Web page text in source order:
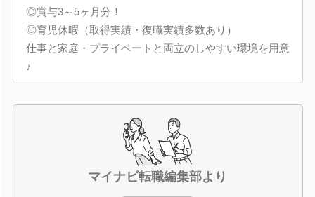
◎賞与3～5ヶ月分！
◎育児休暇（取得実績・復職実績多数あり）
仕事と家庭・プライベートと両立のしやすい環境を用意
♪
マイナビ転職編集部より